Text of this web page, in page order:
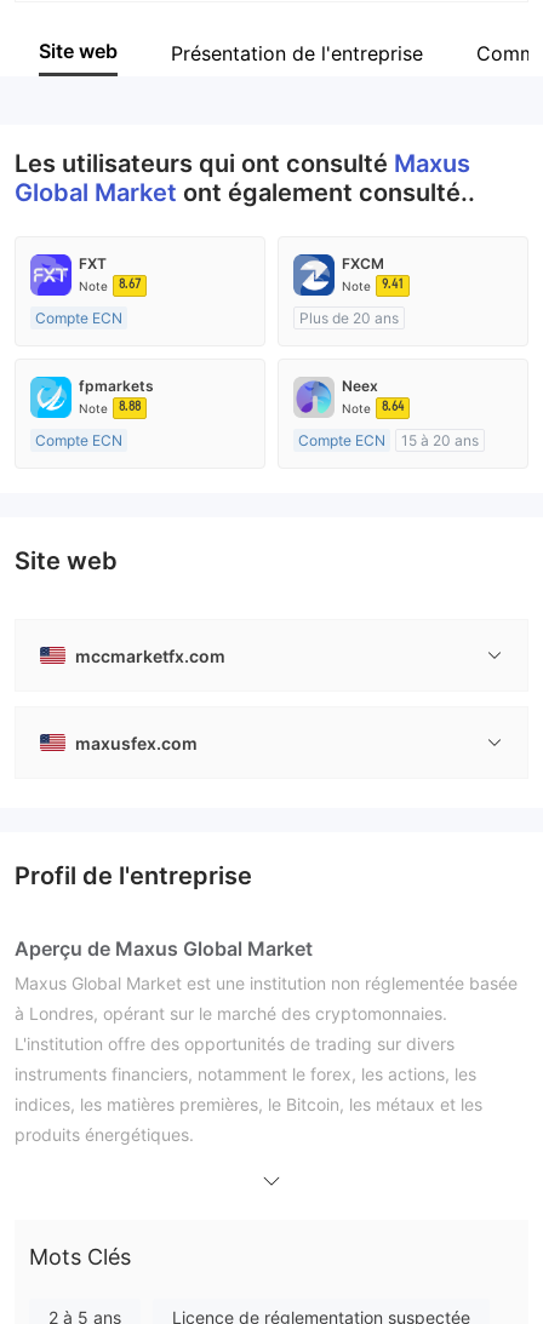
Société
Site web Présentation de l'entreprise
Les utilisateurs qui ont consulté Maxus
Global Market ont également consulté..
FXT
Note 8.67
Compte ECN
Market Making (MM)
FXCM
Note 9.41
Plus de 20 ans
Market Making (MM)
Etiquette principale MT4
fpmarkets
Note 8.88
Compte ECN
Etiquette principale MT4
Neex
Note 8.64
Compte ECN
15 à 20 ans
Site web
mccmarketfx.com
maxusfex.com
Profil de l'entreprise
Aperçu de Maxus Global Market
Maxus Global Market est une institution non réglementée basée
à Londres, opérant sur le marché des cryptomonnaies.
L'institution offre des opportunités de trading sur divers
instruments financiers, notamment le forex, les actions, les
indices, les matières premières, le Bitcoin, les métaux et les
produits énergétiques.
de trading fournie est MT5, connue pour ses outils d'analyse
des problèmes de retrait, Maxus Global Market facilite le trading
Mots Clés
2 à 5 ans Licence de réglementation suspectée